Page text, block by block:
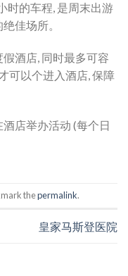
时的车程, 是周末出游
佳场所。
酒店, 同时最多可容
可以个进入酒店, 保障
店举办活动 (每个日
thepermalink.
皇家马斯登医院